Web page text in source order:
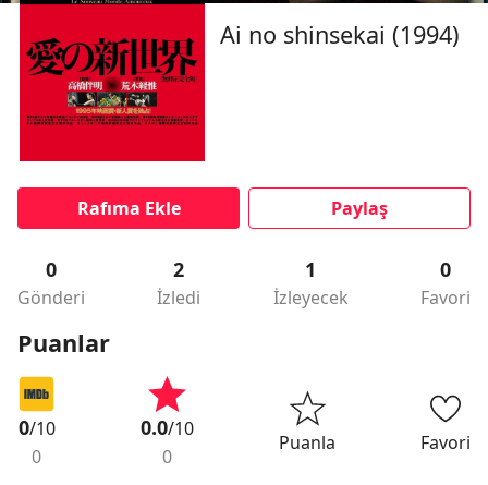
Ai no shinsekai (1994)
Rafıma Ekle Paylaş
0
Gönderi
2
İzledi
1
İzleyecek
0
Favori
Puanlar
0/10
0
0.0/10
0
Puanla Favori